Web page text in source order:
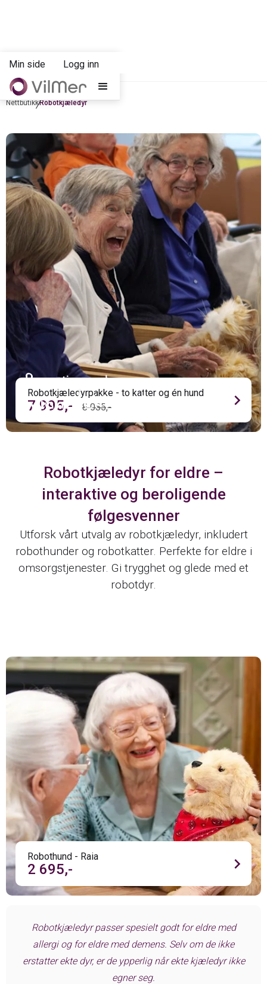
Min side Logg inn
shopping_bagag
0
NettbutikkRobotkjæledyr
Beroligende og
minnevekkende
Robotkjæledyrpakke - to katter og én hund
7 995,- 8 085,- chevron_right
Robotkjæledyr for eldre –
interaktive og beroligende
følgesvenner
Utforsk vårt utvalg av robotkjæledyr, inkludert
robothunder og robotkatter. Perfekte for eldre i
omsorgstjenester. Gi trygghet og glede med et
robotdyr.
Robothund - Raia
2 695,- chevron_right
Robotkjæledyr passer spesielt godt for eldre med
allergi og for eldre med demens. Selv om de ikke
erstatter ekte dyr, er de ypperlig når ekte kjæledyr ikke
egner seg.